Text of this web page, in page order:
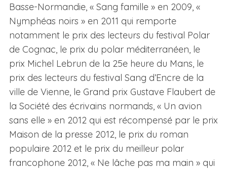
Basse-Normandie, « Sang famille » en 2009, «
Nymphéas noirs » en 2011 qui remporte
notamment le prix des lecteurs du festival Polar
de Cognac, le prix du polar méditerranéen, le
prix Michel Lebrun de la 25e heure du Mans, le
prix des lecteurs du festival Sang d’Encre de la
ville de Vienne, le Grand prix Gustave Flaubert de
la Société des écrivains normands, « Un avion
sans elle » en 2012 qui est récompensé par le prix
Maison de la presse 2012, le prix du roman
populaire 2012 et le prix du meilleur polar
francophone 2012, « Ne lâche pas ma main » qui